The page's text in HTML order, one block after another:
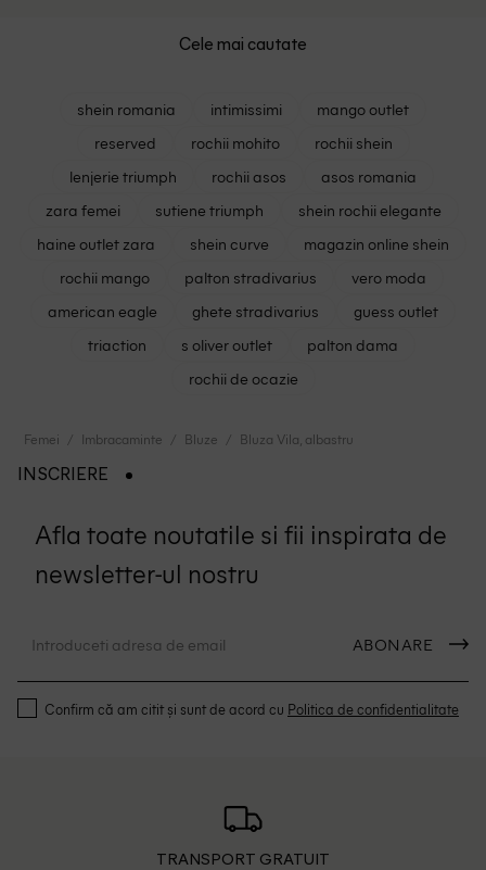
Cele mai cautate
shein romania intimissimi
mango outlet
reserved
rochii mohito
rochii shein
lenjerie triumph
rochii asos
asos romania
zara femei
sutiene triumph
shein rochii elegante
haine outlet zara
shein curve
magazin online shein
rochii mango
palton stradivarius
vero moda
american eagle
ghete stradivarius
guess outlet
triaction
s oliver outlet
palton dama
rochii de ocazie
Femei Imbracaminte Bluze Bluza Vila, albastru
INSCRIERE
Afla toate noutatile si fii inspirata de
newsletter-ul nostru
ABONARE
Confirm că am citit și sunt de acord cu Politica de confidentialitate
TRANSPORT GRATUIT